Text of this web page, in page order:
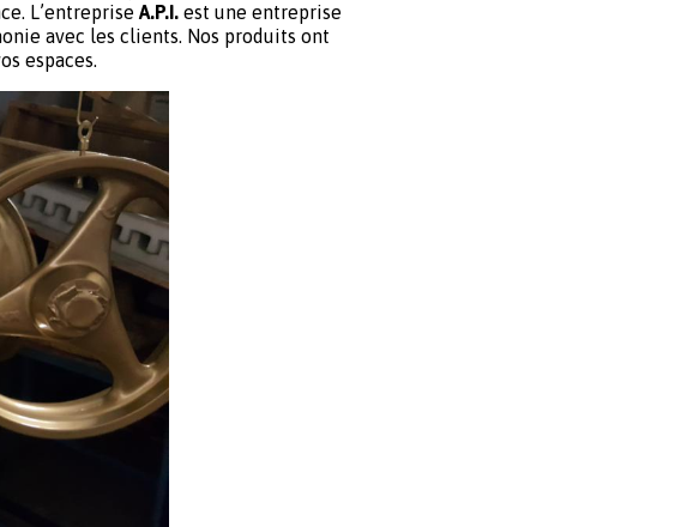
L’entreprise A.P.I.est une entreprise
avec les clients. Nos produits ont
espaces.